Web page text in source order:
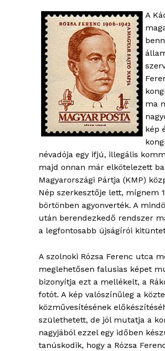
A
ma
kép
névadója egy ifjú, illegális
majd onnan már elkötelezett
Magyarországi Pártja (KMP)
Nép szerkesztője lett, mígnem
börtönben agyonverték. A
után berendezkedő rendszer
a legfontosabb újságírói
A szolnoki Rózsa Ferenc utca
meglehetősen falusias képet
bizonyítja ezt a mellékelt, a
fotót. A kép valószínűleg a
közművesítésének
születhetett, de jól mutatja a
nagyjából ezzel egy időben
tanúskodik, hogy a Rózsa